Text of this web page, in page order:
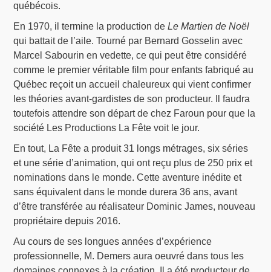
québécois.
En 1970, il termine la production deLe Martien de Noël
qui battait de l’aile. Tourné par Bernard Gosselin avec
Marcel Sabourin en vedette, ce qui peut être considéré
comme le premier véritable film pour enfants fabriqué au
Québec reçoit un accueil chaleureux qui vient confirmer
les théories avant-gardistes de son producteur. Il faudra
toutefois attendre son départ de chez Faroun pour que la
société Les Productions La Fête voit le jour.
En tout, La Fête a produit 31 longs métrages, six séries
et une série d’animation, qui ont reçu plus de 250 prix et
nominations dans le monde. Cette aventure inédite et
sans équivalent dans le monde durera 36 ans, avant
d’être transférée au réalisateur Dominic James, nouveau
propriétaire depuis 2016.
Au cours de ses longues années d’expérience
professionnelle, M. Demers aura oeuvré dans tous les